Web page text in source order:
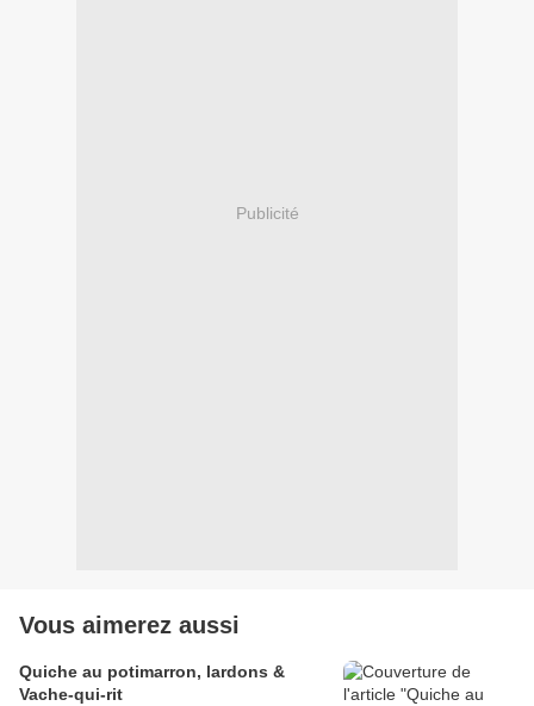
Publicité
Vous aimerez aussi
Quiche au potimarron, lardons &
Vache-qui-rit